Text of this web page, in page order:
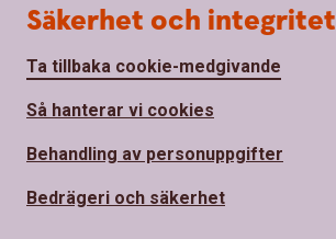
Säkerhet och integritet
Ta tillbaka cookie-medgivande
Så hanterar vi cookies
Behandling av personuppgifter
Bedrägeri och säkerhet